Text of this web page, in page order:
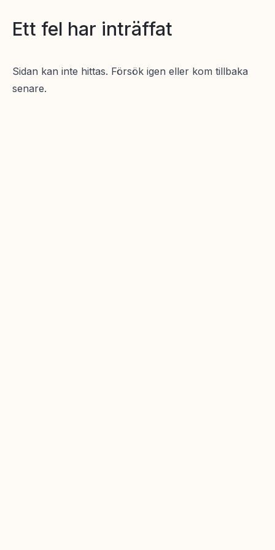
Ett fel har inträffat
Sidan kan inte hittas. Försök igen eller kom tillbaka
senare.